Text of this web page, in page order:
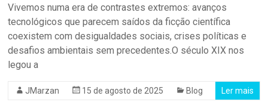
Vivemos numa era de contrastes extremos: avanços
tecnológicos que parecem saídos da ficção científica
coexistem com desigualdades sociais, crises políticas e
desafios ambientais sem precedentes.O século XIX nos
legou a
JMarzan 15 de agosto de 2025 Blog Ler mais